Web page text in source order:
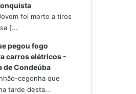
foi morto a tiros
[...
pegou fogo
carros elétricos -
de Condeúba
cegonha que
tarde desta...